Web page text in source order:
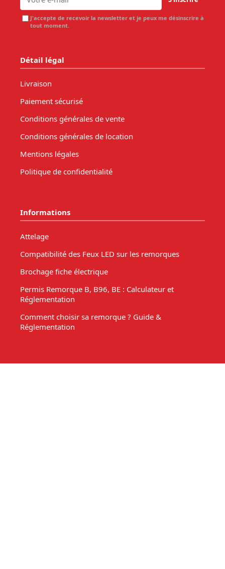
J'accepte de recevoir la newsletter et je peux me désinscrire à
tout moment.
Détail légal
Livraison
Paiement sécurisé
Conditions générales de vente
Conditions générales de location
Mentions légales
Politique de confidentialité
Informations
Attelage
Compatibilité des Feux LED sur les remorques
Brochage fiche électrique
Permis Remorque B, B96, BE : Calculateur et
Réglementation
Comment choisir sa remorque ? Guide &
Réglementation